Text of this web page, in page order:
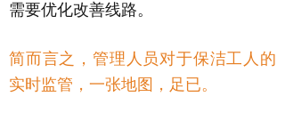
需要优化改善线路。
简而言之，管理人员对于保洁工人的
实时监管，一张地图，足已。